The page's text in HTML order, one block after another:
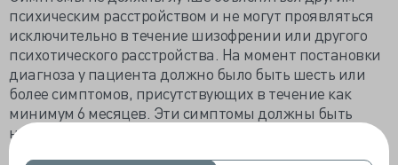
психическим расстройством и не могут проявляться
исключительно в течение шизофрении или другого
психотического расстройства. На момент постановки
диагноза у пациента должно было быть шесть или
более симптомов, присутствующих в течение как
минимум 6 месяцев. Эти симптомы должны быть
несоответствующими уровню развития человека
невнимательности и/или гиперактивности-